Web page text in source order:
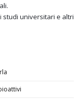
universitari e altri